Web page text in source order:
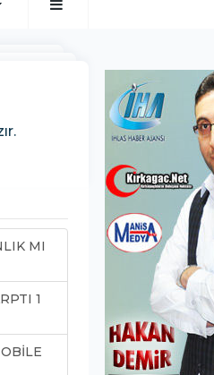
MI
1